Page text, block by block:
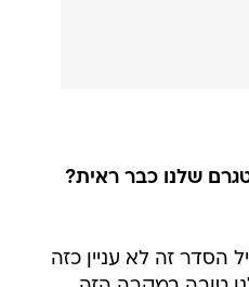
שלנו כבר ראית?
הסדר זה לא עניין כזה